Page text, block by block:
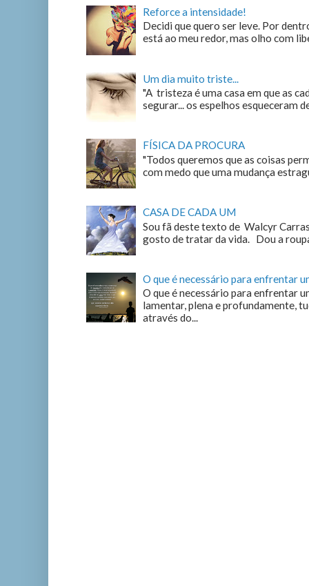
Reforce a intensidade!
Decidi que quero ser leve. Por
está ao meu redor, mas olho com
Um dia muito triste...
"A tristeza é uma casa em que as
segurar... os espelhos esqueceram
FÍSICA DA PROCURA
"Todos queremos que as coisas
com medo que uma mudança
CASA DE CADA UM
Sou fã deste texto de Walcyr
gosto de tratar da vida. Dou a
O que é necessário para enfrentar
O que é necessário para enfrentar
lamentar, plena e profundamente,
através do...